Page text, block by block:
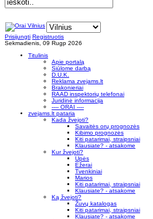
Prisijungti Registruotis
Sekmadienis, 09 Rugp 2026
Titulinis
Apie portalą
Siūlome darbą
D.U.K.
Reklama zvejams.lt
Brakonieriai
RAAD inspektorių telefonai
Juridinė informacija
---- ORAI ----
zvejams.lt pataria
Kada žvejoti?
Savaitės orų prognozės
Kibimo prognozės
Kiti patarimai, straipsniai
Klausiate? - atsakome
Kur žvejoti?
Upės
Ežerai
Tvenkiniai
Marios
Kiti patarimai, straipsniai
Klausiate? - atsakome
Ką žvejoti?
Žuvų katalogas
Kiti patarimai, straipsniai
Klausiate? - atsakome